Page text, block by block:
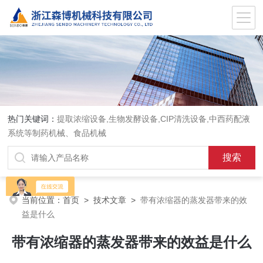
热门关键词：提取浓缩设备,生物发酵设备,CIP清洗设备,中西药配液
系统等制药机械、食品机械
当前位置：首页 >技术文章 >带有浓缩器的蒸发器带来的效
益是什么
带有浓缩器的蒸发器带来的效益是什么